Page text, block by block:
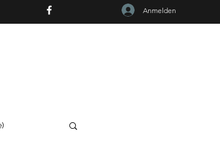
Anmelden